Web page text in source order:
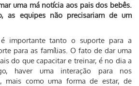
uma má notícia aos pais dos bebês.
as equipes não precisariam de um
importante tanto o suporte para a
para as famílias. O fato de dar uma
do que capacitar e treinar, é no dia a
haver uma interação para nos
mais como uma forma de estar, de